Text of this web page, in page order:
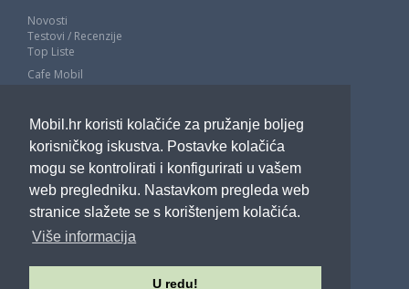
Mobil.hr koristi kolačiće za pružanje boljeg
korisničkog iskustva. Postavke kolačića
mogu se kontrolirati i konfigurirati u vašem
web pregledniku. Nastavkom pregleda web
stranice slažete se s korištenjem kolačića.
Više informacija
U redu!
Novosti
Testovi / Recenzije
Top Liste
Cafe Mobil
Impressum
Marketing
Pravne odredbe
Izjava o privatnosti
POTRAŽITE NAS
Sva prava pridržana - Mobil.hr - 2026.